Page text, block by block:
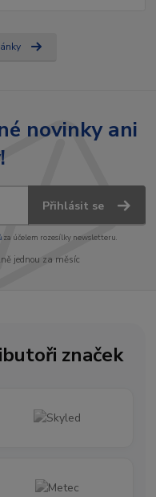
novinky ani
Přihlásit se
za účelem rozesílky newsletteru.
jednou za měsíc
značek